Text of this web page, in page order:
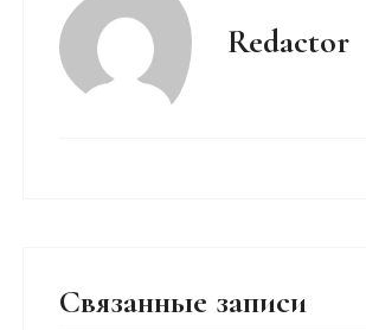
Redactor
Связанные записи